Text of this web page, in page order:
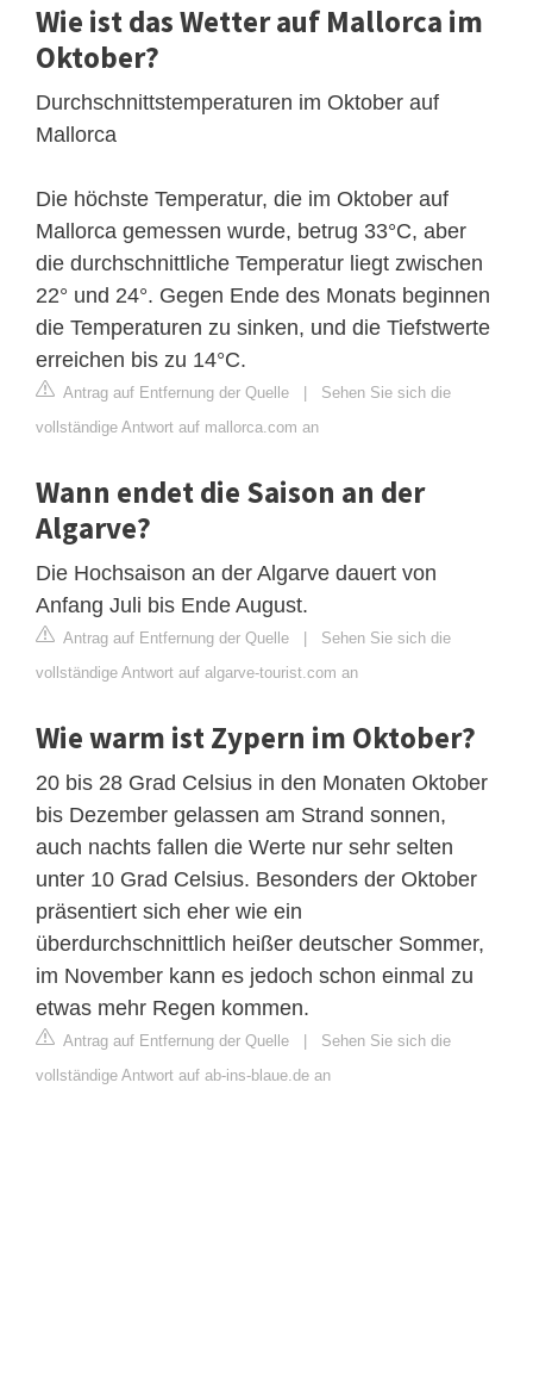
Wie ist das Wetter auf Mallorca im
Oktober?
Durchschnittstemperaturen im Oktober auf
Mallorca
Die höchste Temperatur, die im Oktober auf
Mallorca gemessen wurde, betrug 33°C, aber
die durchschnittliche Temperatur liegt zwischen
22° und 24°. Gegen Ende des Monats beginnen
die Temperaturen zu sinken, und die Tiefstwerte
erreichen bis zu 14°C.
Antrag auf Entfernung der Quelle | Sehen Sie sich die
vollständige Antwort auf mallorca.com an
Wann endet die Saison an der
Algarve?
Die Hochsaison an der Algarve dauert von
Anfang Juli bis Ende August.
Antrag auf Entfernung der Quelle | Sehen Sie sich die
vollständige Antwort auf algarve-tourist.com an
Wie warm ist Zypern im Oktober?
20 bis 28 Grad Celsius in den Monaten Oktober
bis Dezember gelassen am Strand sonnen,
auch nachts fallen die Werte nur sehr selten
unter 10 Grad Celsius. Besonders der Oktober
präsentiert sich eher wie ein
überdurchschnittlich heißer deutscher Sommer,
im November kann es jedoch schon einmal zu
etwas mehr Regen kommen.
Antrag auf Entfernung der Quelle | Sehen Sie sich die
vollständige Antwort auf ab-ins-blaue.de an